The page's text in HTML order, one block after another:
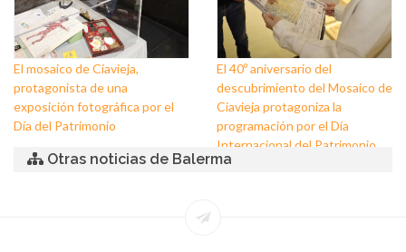
El mosaico de Ciavieja,
protagonista de una
exposición fotográfica por el
Día del Patrimonio
El 40º aniversario del
descubrimiento del Mosaico de
Ciavieja protagoniza la
programación por el Día
Internacional del Patrimonio
en El Ejido
Otras noticias de Balerma